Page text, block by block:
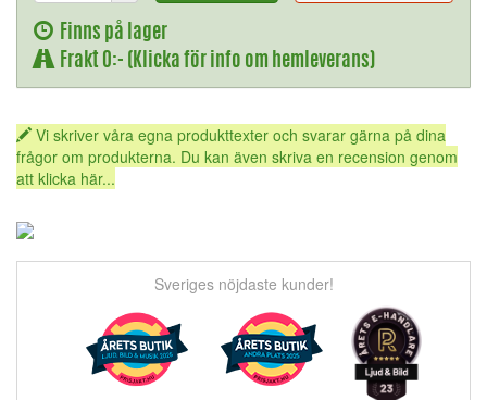
Finns på lager
Frakt 0:- (Klicka för info om hemleverans)
Vi skriver våra egna produkttexter och svarar gärna på dina
frågor om produkterna. Du kan även skriva en recension genom
att klicka här...
Sveriges nöjdaste kunder!